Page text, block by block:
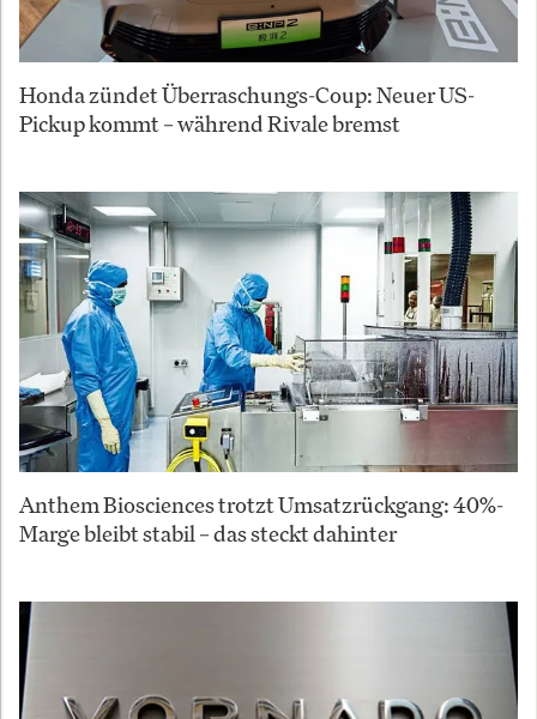
Honda zündet Überraschungs-Coup: Neuer US-
Pickup kommt – während Rivale bremst
Anthem Biosciences trotzt Umsatzrückgang: 40%-
Marge bleibt stabil – das steckt dahinter